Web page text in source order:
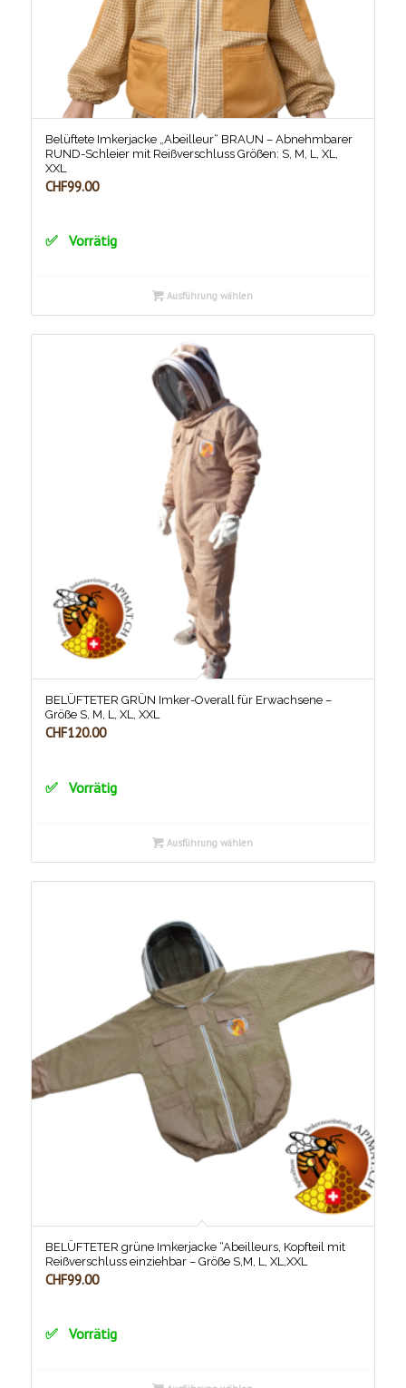
Belüftete Imkerjacke „Abeilleur“ BRAUN – Abnehmbarer
RUND-Schleier mit Reißverschluss Größen: S, M, L, XL,
XXL
CHF99.00
Vorrätig
Ausführung wählen
BELÜFTETER GRÜN Imker-Overall für Erwachsene –
Größe S, M, L, XL, XXL
CHF120.00
Vorrätig
Ausführung wählen
BELÜFTETER grüne Imkerjacke “Abeilleurs, Kopfteil mit
Reißverschluss einziehbar – Größe S,M, L, XL,XXL
CHF99.00
Vorrätig